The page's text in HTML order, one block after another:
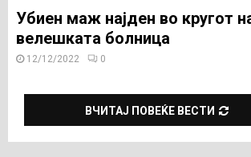
Убиен маж најден во кругот
велешката болница
12/12/2022 0
ВЧИТАЈ ПОВЕЌЕ ВЕСТИ